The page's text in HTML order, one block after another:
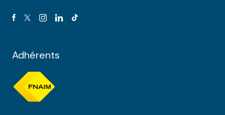
Adhérents